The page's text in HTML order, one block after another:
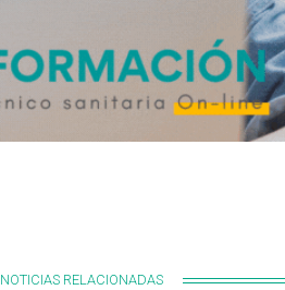
NOTICIAS RELACIONADAS